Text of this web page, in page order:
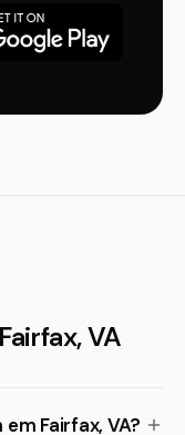
VA
Fairfax, VA?